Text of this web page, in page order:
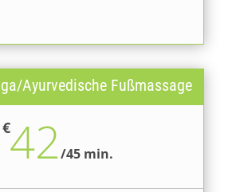
Ayurvedische Fußmassage
€42/45 min.